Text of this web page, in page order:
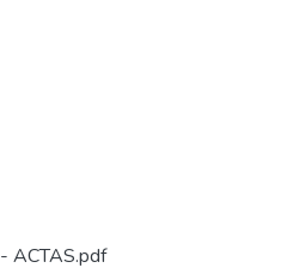
ACTAS.pdf